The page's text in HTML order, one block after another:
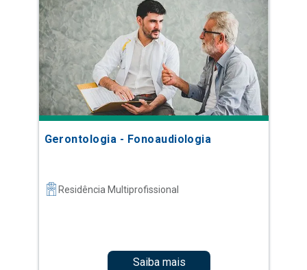
Gerontologia - Fonoaudiologia
Residência Multiprofissional
Saiba mais